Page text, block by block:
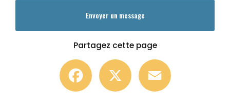
Envoyer un message
Partagez cette page
Facebook